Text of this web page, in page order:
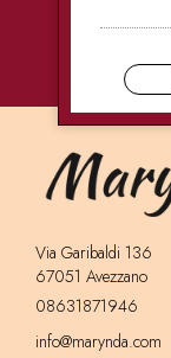
PAGAMENTI
Via Garibaldi 136
67051 Avezzano
08631871946
info@marynda.com